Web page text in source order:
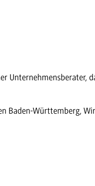
Baden-Württemberg,